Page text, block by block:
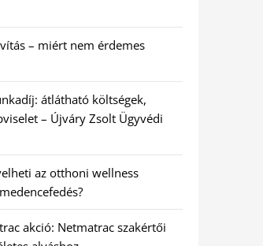
– miért nem érdemes
átlátható költségek,
– Újváry Zsolt Ügyvédi
az otthoni wellness
akció: Netmatrac szakértői